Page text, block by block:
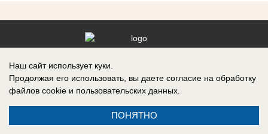
Реклама на сайте
Контакты
Наш сайт использует куки.
Продолжая его использовать, вы даете согласие на обработку
файлов cookie и пользовательских данных.
ПОНЯТНО